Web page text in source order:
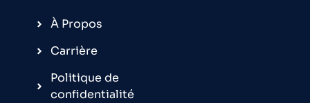
À Propos
Carrière
Politique de
confidentialité